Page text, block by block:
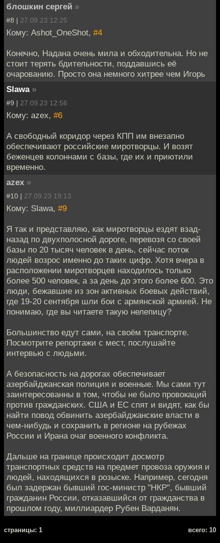
блошкин сергей »
#8 | 27.09.23 12:25
Кому: Ashot_OneShot, #4
Конечно, Надана очень мила и обходительна. Но не
стоит терять бдительности, поддавшись её
очарованию. Просто она немного хитрее чем Игорь
Slawa »
#9 | 27.09.23 12:56
Кому: azex, #6
А свободный коридор через КПП им внезапно
обеспечивают российские миротворцы. И возят
беженцев колоннами с базы, где их и приютили
временно.
azex »
#10 | 27.09.23 19:13
Кому: Slawa, #9
Я так и представляю, как миротворцы ездят взад-
назад по двухполосной дороге, перевозя со своей
базы по 20 тысяч человек в день, сейчас поток
людей возрос именно до таких цифр. Хотя вчера в
расположении миротворцев находилось только
более 500 человек, а за день до этого более 600. Это
люди, бежавшие из зон активных боевых действий,
где 19-20 сентября шли бои с армянской армией. Не
понимаю, где вы читаете такую нелепицу?
Большинство едут сами, на своём транспорте.
Посмотрите репортажи с мест, послушайте
интервью с людьми.
А безопасность на дорогах обеспечивает
азербайджанская полиция и военные. Мы сами тут
заинтересованны в том, чтобы не было провокаций
против гражданских. США и ЕС спят и видят, как бы
найти повод обвинить азербайджанские власти в
чем-нибудь и сохранить в регионе на рубежах
России и Ирана очаг военного конфликта.
Дальше на границе происходит досмотр
транспортных средств на предмет провоза оружия и
людей, находящихся в розыске. Например, сегодня
был задержан бывший гос-министр "НКР", бывший
гражданин России, отказавшийся от гражданства в
прошлом году, миллиардер Рубен Варданян.
cтраницы: 1 всего: 10